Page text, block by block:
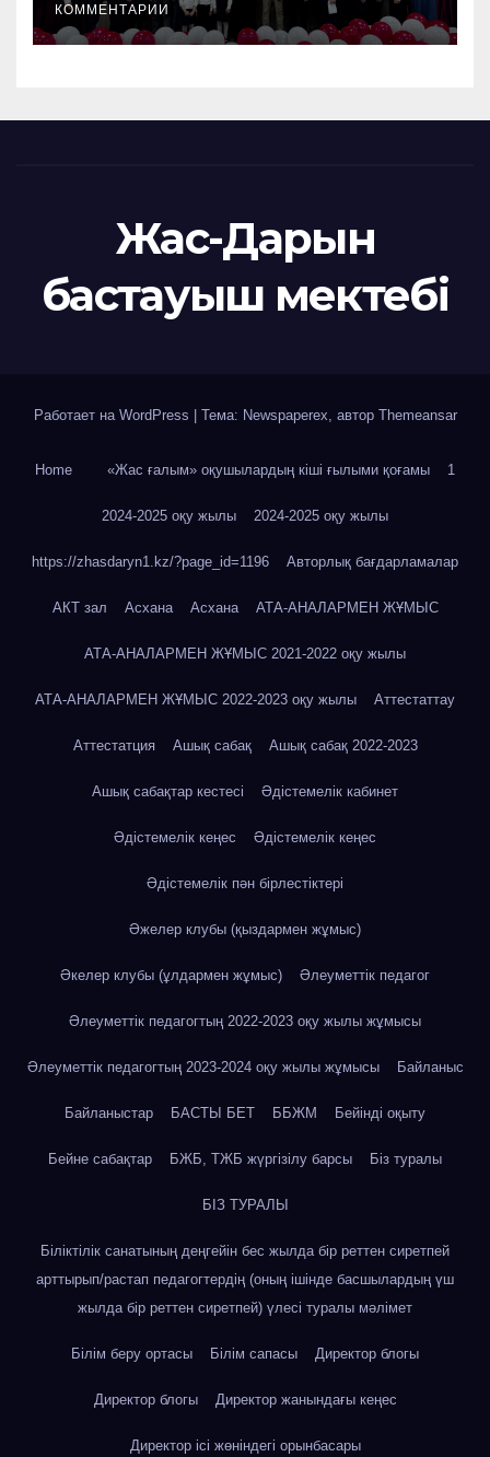
КОММЕНТАРИИ
Жас-Дарын
бастауыш мектебі
Работает на WordPress | Тема: Newspaperex, автор Themeansar
Home «Жас ғалым» оқушылардың кіші ғылыми қоғамы 1
2024-2025 оқу жылы 2024-2025 оқу жылы
https://zhasdaryn1.kz/?page_id=1196 Авторлық бағдарламалар
АКТ зал Асхана Асхана АТА-АНАЛАРМЕН ЖҰМЫС
АТА-АНАЛАРМЕН ЖҰМЫС 2021-2022 оқу жылы
АТА-АНАЛАРМЕН ЖҰМЫС 2022-2023 оқу жылы Аттестаттау
Аттестатция Ашық сабақ Ашық сабақ 2022-2023
Ашық сабақтар кестесі Әдістемелік кабинет
Әдістемелік кеңес Әдістемелік кеңес
Әдістемелік пән бірлестіктері
Әжелер клубы (қыздармен жұмыс)
Әкелер клубы (ұлдармен жұмыс) Әлеуметтік педагог
Әлеуметтік педагогтың 2022-2023 оқу жылы жұмысы
Әлеуметтік педагогтың 2023-2024 оқу жылы жұмысы Байланыс
Байланыстар БАСТЫ БЕТ ББЖМ Бейінді оқыту
Бейне сабақтар БЖБ, ТЖБ жүргізілу барсы Біз туралы
БІЗ ТУРАЛЫ
Біліктілік санатының деңгейін бес жылда бір реттен сиретпей
арттырып/растап педагогтердің (оның ішінде басшылардың үш
жылда бір реттен сиретпей) үлесі туралы мәлімет
Білім беру ортасы Білім сапасы Директор блогы
Директор блогы Директор жанындағы кеңес
Директор ісі жөніндегі орынбасары